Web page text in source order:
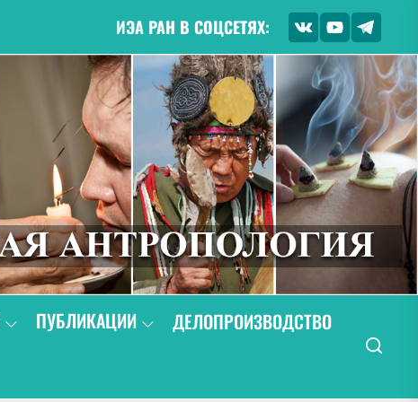
ИЭА РАН В СОЦСЕТЯХ:
ПУБЛИКАЦИИ
ДЕЛОПРОИЗВОДСТВО